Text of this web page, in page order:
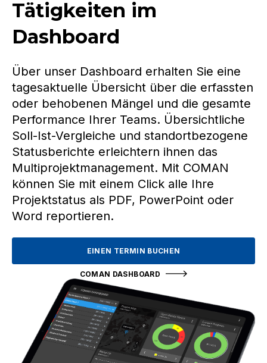
Tätigkeiten im
Dashboard
Über unser Dashboard erhalten Sie eine
tagesaktuelle Übersicht über die erfassten
oder behobenen Mängel und die gesamte
Performance Ihrer Teams. Übersichtliche
Soll-Ist-Vergleiche und standortbezogene
Statusberichte erleichtern ihnen das
Multiprojektmanagement. Mit COMAN
können Sie mit einem Click alle Ihre
Projektstatus als PDF, PowerPoint oder
Word reportieren.
EINEN TERMIN BUCHEN
COMAN DASHBOARD